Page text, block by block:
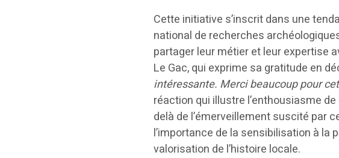
Cette initiative s’inscrit dans une
national de recherches
partager leur métier et leur expertise
Le Gac, qui exprime sa gratitude en
intéressante. Merci beaucoup pour
réaction qui illustre l’enthousiasme
delà de l’émerveillement suscité par
l’importance de la sensibilisation à la
valorisation de l’histoire locale.